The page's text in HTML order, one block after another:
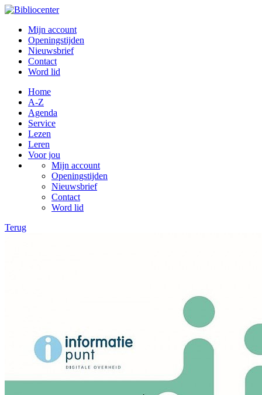
Mijn account
Openingstijden
Nieuwsbrief
Contact
Word lid
Home
A-Z
Agenda
Service
Lezen
Leren
Voor jou
Mijn account
Openingstijden
Nieuwsbrief
Contact
Word lid
Terug